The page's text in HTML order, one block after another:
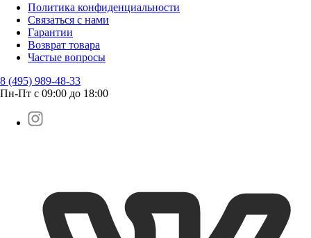
Политика конфиденциальности
Связаться с нами
Гарантии
Возврат товара
Частые вопросы
8 (495) 989-48-33
Пн-Пт с 09:00 до 18:00